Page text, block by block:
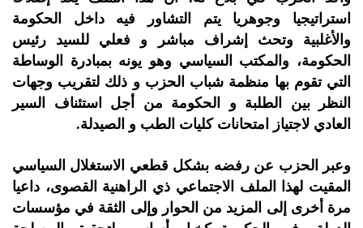
استراتيجيا وجوهريا يتم التشاور فيه داخل الحكومة
والأغلبية وتحث إشراف مباشر و فعلي للسيد رئيس
الحكومة، والمكتب السياسي وهو يونه بمبادرة الوساطة
التي تقوم بها منظمة شباب الحزب و ذلك لتقريب وجهات
النظر بين الطلبة و الحكومة من أجل استئناف السير
العادي لاجتياز امتحانات كليات الطب و الصيدلة.
وعبر الحزب عن رفضه بشكل قطعي الاستغلال السياسي
المقيت لهذا الملف الاجتماعي ذي الراهنية القصوى، داعيا
مرة أخرى إلى المزيد من الحوار وإلى الثقة في مؤسسات